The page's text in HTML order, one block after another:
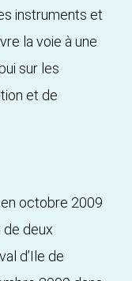
instruments et
la voie à une
sur les
et de
octobre 2009
de deux
d’Ile de